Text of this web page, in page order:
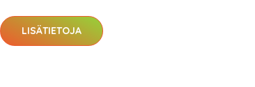
LISÄTIETOJA